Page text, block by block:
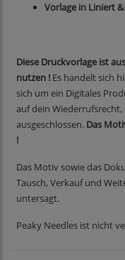
Vorlage in Liniert
Diese Druckvorlage ist
nutzen ! Es handelt sich
sich um ein Digitales
auf dein
ausgeschlossen. Das
!
Das Motiv sowie das
Tausch, Verkauf und
untersagt.
Peaky Needles ist nicht